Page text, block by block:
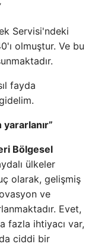
Servisi'ndeki
olmuştur. Ve bu
fayda
Bölgesel
ülkeler
olarak, gelişmiş
ve
Evet,
fazla ihtiyacı var,
ciddi bir